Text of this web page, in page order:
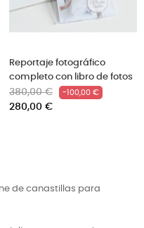
Manta crecimiento
animalitos para hacer
al bebé
Precio
19,90 €
de canastillas para